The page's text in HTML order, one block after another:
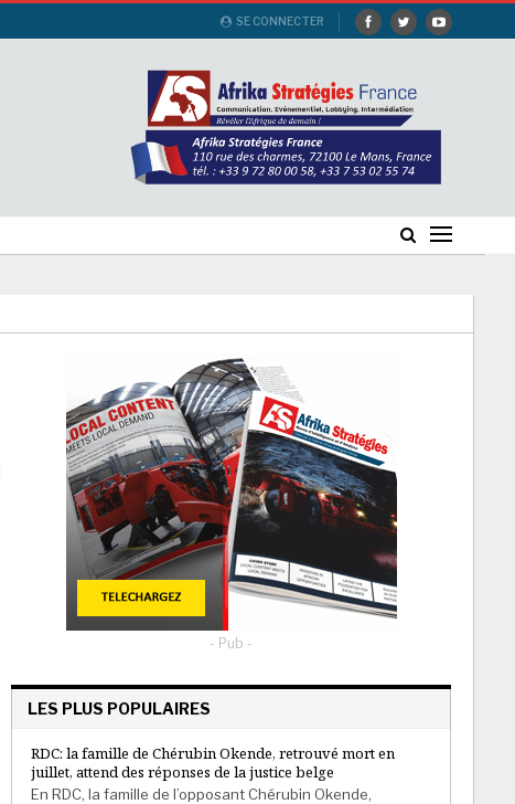
SE CONNECTER
- Pub -
LES PLUS POPULAIRES
RDC: la famille de Chérubin Okende, retrouvé mort en
juillet, attend des réponses de la justice belge
En RDC, la famille de l’opposant Chérubin Okende,